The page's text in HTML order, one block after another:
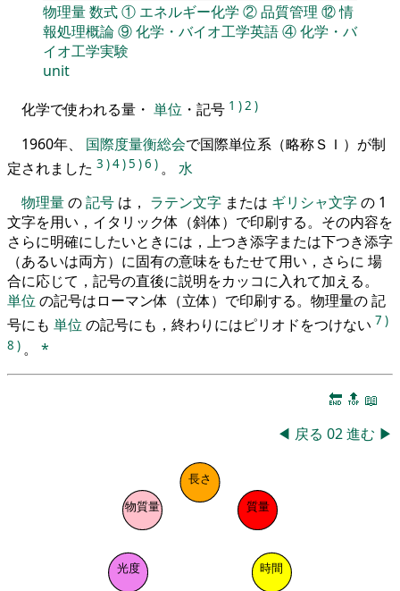
物理量数式① エネルギー化学 ②品質管理 ⑫情
報処理概論⑨化学・バイオ工学英語④化学・バ
イオ工学実験
unit
化学で使われる量・ 単位 ・記号 1 ) 2 )
1960年、 国際度量衡総会で国際単位系（略称ＳＩ）が制
定されました 3 )4)5 )6 ) 。 水
物理量の記号 は， ラテン文字 または ギリシャ文字の 1
文字を用い，イタリック体（斜体）で印刷する。その内容を
さらに明確にしたいときには，上つき添字または下つき添字
（あるいは両方）に固有の意味をもたせて用い，さらに 場
合に応じて，記号の直後に説明をカッコに入れて加える。
単位 の記号はローマン体（立体）で印刷する。物理量の 記
号にも 単位 の記号にも，終わりにはピリオドをつけない 7 )
8 ) 。 *
🔚 🔝 📖
◀ 戻る 02進む ▶
長さ
質量
時間
光度
物質量